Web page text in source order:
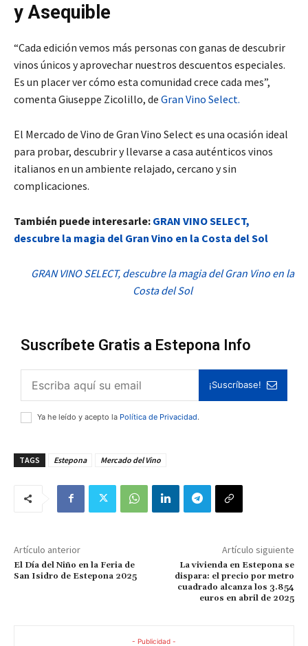
y Asequible
“Cada edición vemos más personas con ganas de descubrir
vinos únicos y aprovechar nuestros descuentos especiales.
Es un placer ver cómo esta comunidad crece cada mes”,
comenta Giuseppe Zicolillo, de Gran Vino Select.
El Mercado de Vino de Gran Vino Select es una ocasión ideal
para probar, descubrir y llevarse a casa auténticos vinos
italianos en un ambiente relajado, cercano y sin
complicaciones.
También puede interesarle: GRAN VINO SELECT,
descubre la magia del Gran Vino en la Costa del Sol
GRAN VINO SELECT, descubre la magia del Gran Vino en la
Costa del Sol
Suscríbete Gratis a Estepona Info
¡Suscríbase!
Ya he leído y acepto la Política de Privacidad.
TAGS Estepona Mercado del Vino
Artículo anterior
El Día del Niño en la Feria de
San Isidro de Estepona 2025
Artículo siguiente
La vivienda en Estepona se
dispara: el precio por metro
cuadrado alcanza los 3.854
euros en abril de 2025
- Publicidad -